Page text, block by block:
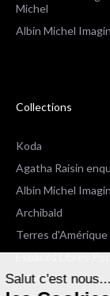
Salut c'est
Michel
Albin Michel
Collections
Koda
Agatha Raisin
Albin Michel
Archibald
Terres d'Amérique
Espaces Libres
NOX